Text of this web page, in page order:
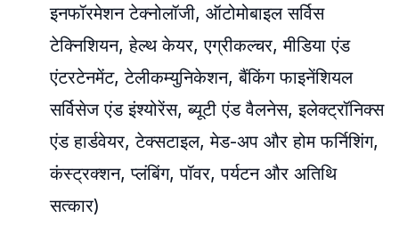
इनफॉरमेशन टेक्नोलॉजी, ऑटोमोबाइल सर्विस
टेक्निशियन, हेल्थ केयर, एग्रीकल्चर, मीडिया एंड
एंटरटेनमेंट, टेलीकम्युनिकेशन, बैंकिंग फाइनेंशियल
सर्विसेज एंड इंश्योरेंस, ब्यूटी एंड वैलनेस, इलेक्ट्रॉनिक्स
एंड हार्डवेयर, टेक्सटाइल, मेड-अप और होम फर्निशिंग,
कंस्ट्रक्शन, प्लंबिंग, पॉवर, पर्यटन और अतिथि
सत्कार)